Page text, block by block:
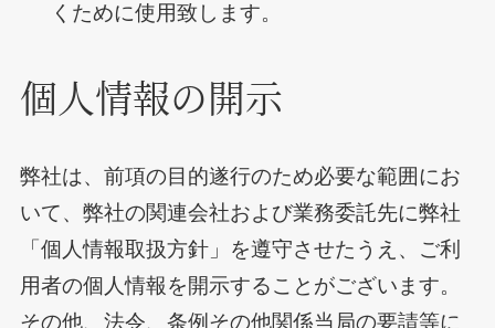
くために使用致します。
個人情報の開示
弊社は、前項の目的遂行のため必要な範囲にお
いて、弊社の関連会社および業務委託先に弊社
「個人情報取扱方針」を遵守させたうえ、ご利
用者の個人情報を開示することがございます。
その他、法令、条例その他関係当局の要請等に